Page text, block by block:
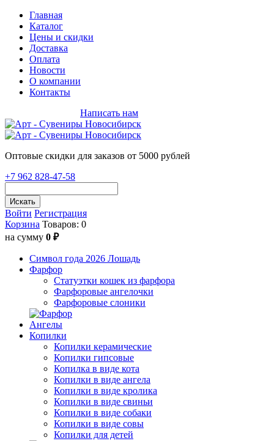
Главная
Каталог
Цены и скидки
Доставка
Оплата
Новости
О компании
Контакты
Написать нам
Оптовые скидки для заказов от 5000 рублей
+7 962 828-47-58
Искать
Войти Регистрация
Корзина Товаров: 0
на сумму 0 ₽
Символ года 2026 Лошадь
Фарфор
Статуэтки кошек из фарфора
Фарфоровые ангелочки
Фарфоровые слоники
Ангелы
Копилки
Копилки керамические
Копилки гипсовые
Копилка в виде кота
Копилки в виде ангела
Копилки в виде кролика
Копилки в виде свиньи
Копилки в виде собаки
Копилки в виде совы
Копилки для детей